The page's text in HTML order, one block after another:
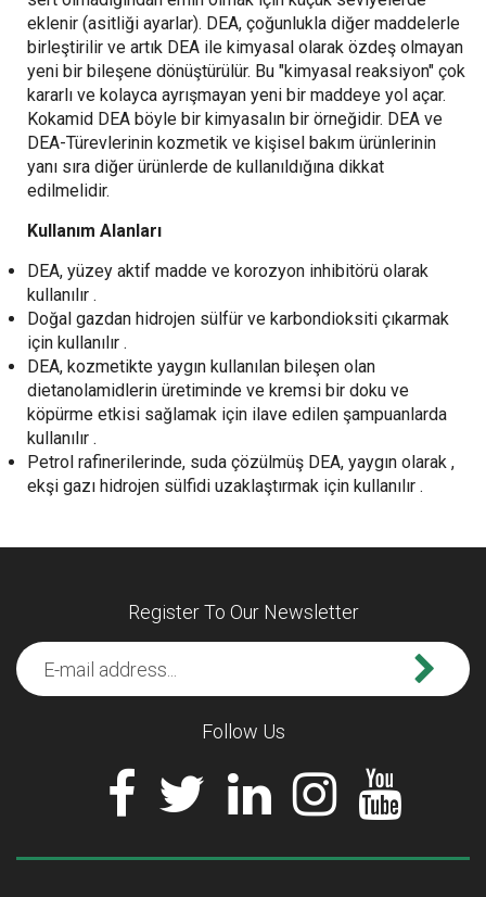
eklenir (asitliği ayarlar). DEA, çoğunlukla diğer maddelerle
birleştirilir ve artık DEA ile kimyasal olarak özdeş olmayan
yeni bir bileşene dönüştürülür. Bu "kimyasal reaksiyon" çok
kararlı ve kolayca ayrışmayan yeni bir maddeye yol açar.
Kokamid DEA böyle bir kimyasalın bir örneğidir. DEA ve
DEA-Türevlerinin kozmetik ve kişisel bakım ürünlerinin
yanı sıra diğer ürünlerde de kullanıldığına dikkat
edilmelidir.
Kullanım Alanları
DEA, yüzey aktif madde ve korozyon inhibitörü olarak
kullanılır .
Doğal gazdan hidrojen sülfür ve karbondioksiti çıkarmak
için kullanılır .
DEA, kozmetikte yaygın kullanılan bileşen olan
dietanolamidlerin üretiminde ve kremsi bir doku ve
köpürme etkisi sağlamak için ilave edilen şampuanlarda
kullanılır .
Petrol rafinerilerinde, suda çözülmüş DEA, yaygın olarak ,
ekşi gazı hidrojen sülfidi uzaklaştırmak için kullanılır .
Register To Our Newsletter
Follow Us